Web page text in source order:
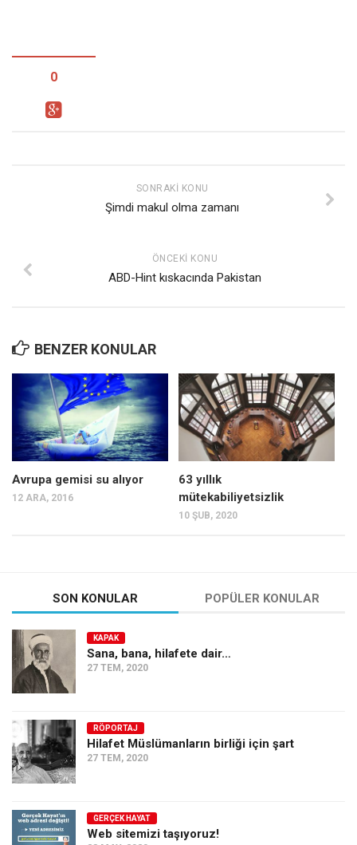
0
SONRAKI KONU
Şimdi makul olma zamanı
ÖNCEKI KONU
ABD-Hint kıskacında Pakistan
BENZER KONULAR
Avrupa gemisi su alıyor
12 ARA, 2016
63 yıllık
mütekabiliyetsizlik
10 ŞUB, 2020
SON KONULAR POPÜLER KONULAR
KAPAK
Sana, bana, hilafete dair…
27 TEM, 2020
RÖPORTAJ
Hilafet Müslümanların birliği için şart
27 TEM, 2020
GERÇEK HAYAT
Web sitemizi taşıyoruz!